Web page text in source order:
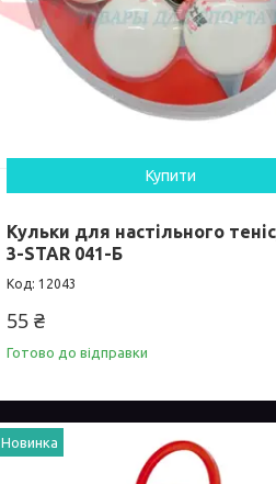
Купити
Кульки для настільного
3-STAR 041-Б
12043
55 ₴
Готово до відправки
Новинка